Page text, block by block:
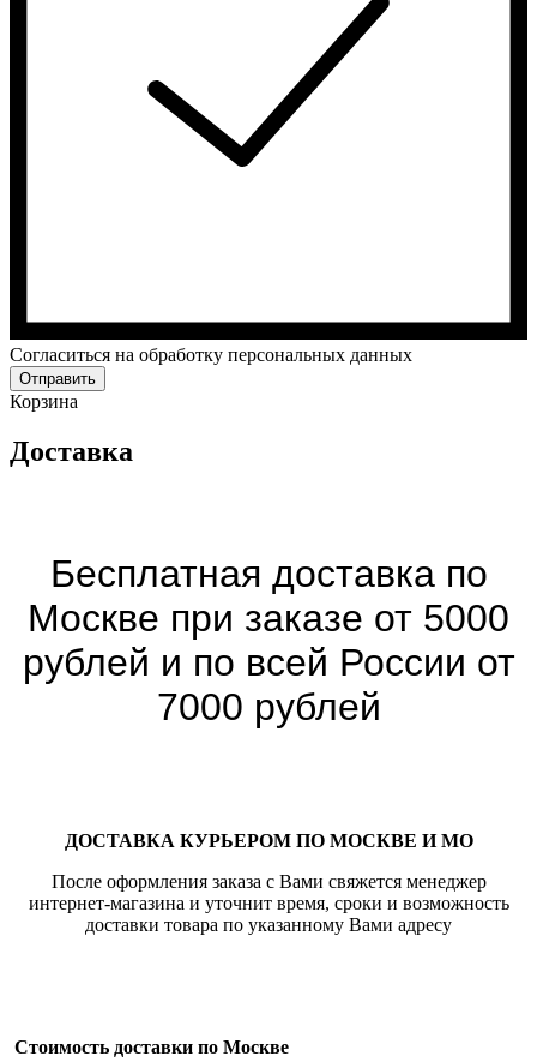
Cогласиться на обработку персональных данных
Отправить
Корзина
Доставка
Бесплатная доставка по
Москве при заказе от 5000
рублей и по всей России от
7000 рублей
ДОСТАВКА КУРЬЕРОМ ПО МОСКВЕ И МО
После оформления заказа с Вами свяжется менеджер
интернет-магазина и уточнит время, сроки и возможность
доставки товара по указанному Вами адресу
Стоимость доставки по Москве